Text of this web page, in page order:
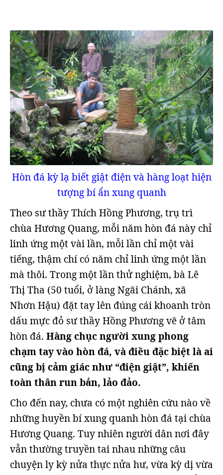
Hòn đá kỳ lạ biết giật điện và hàng loạt hiện
tượng bí ẩn xung quanh
Theo sư thầy Thích Hồng Phương, trụ trì
chùa Hương Quang, mỗi năm hòn đá này chỉ
linh ứng một vài lần, mỗi lần chỉ một vài
tiếng, thậm chí có năm chỉ linh ứng một lần
mà thôi. Trong một lần thử nghiệm, bà Lê
Thị Tha (50 tuổi, ở làng Ngãi Chánh, xã
Nhơn Hậu) đặt tay lên đúng cái khoanh tròn
dấu mực đỏ sư thầy Hồng Phương vẽ ở tâm
hòn đá. Hàng chục người xung phong
chạm tay vào hòn đá, và điều đặc biệt là ai
cũng bị cảm giác như “điện giật”, khiến
toàn thân run bắn, lảo đảo.
Cho đến nay, chưa có một nghiên cứu nào về
những huyền bí xung quanh hòn đá tại chùa
Hương Quang. Tuy nhiên người dân nơi đây
vẫn thường truyền tai nhau những câu
chuyện ly kỳ nửa thực nửa hư, vừa kỳ dị vừa